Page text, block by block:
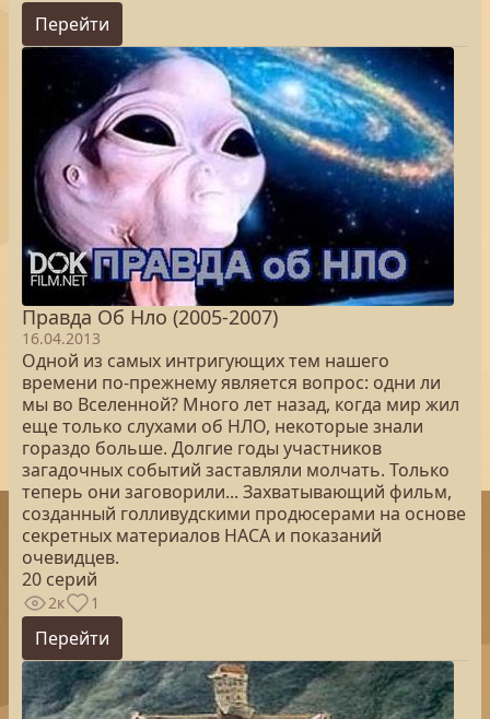
Перейти
Правда Об Нло (2005-2007)
16.04.2013
Одной из самых интригующих тем нашего
времени по-прежнему является вопрос: одни ли
мы во Вселенной? Много лет назад, когда мир жил
еще только слухами об НЛО, некоторые знали
гораздо больше. Долгие годы участников
загадочных событий заставляли молчать. Только
теперь они заговорили... Захватывающий фильм,
созданный голливудскими продюсерами на основе
секретных материалов НАСА и показаний
очевидцев.
20 серий
2к 1
Перейти